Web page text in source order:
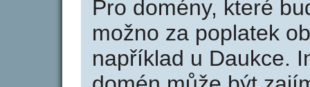
Pro domény, které
možno za poplatek
například u Daukce.